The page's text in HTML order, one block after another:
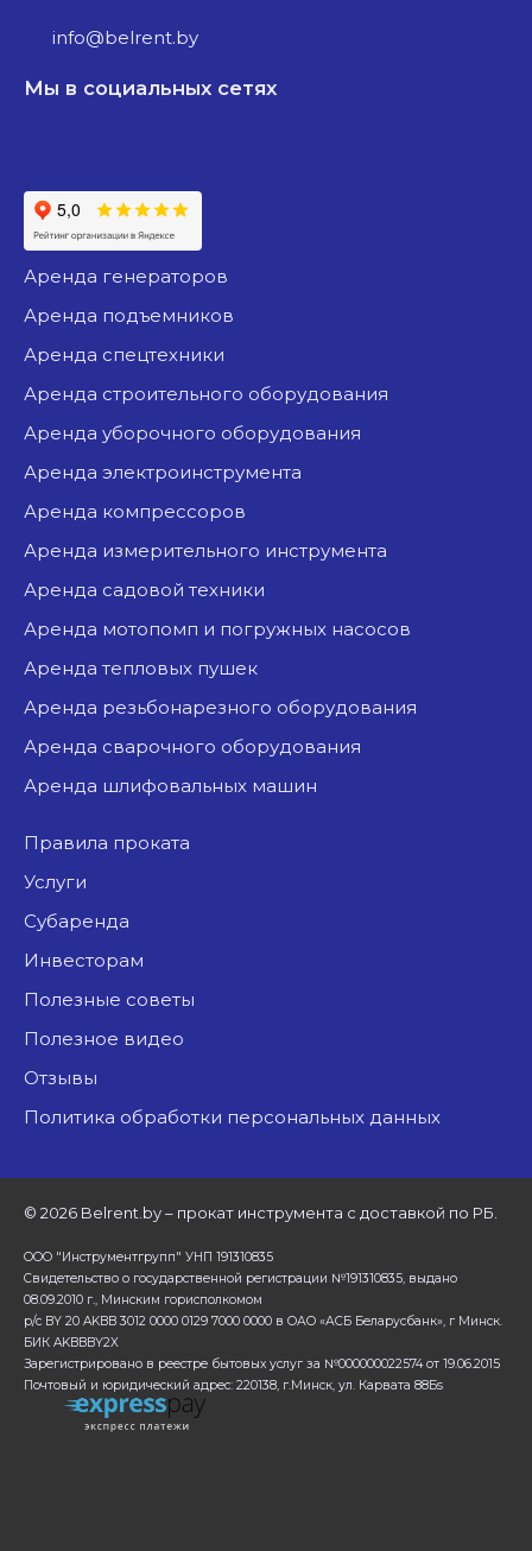
info@belrent.by
Мы в социальных сетях
аренда генераторов
аренда подъемников
аренда спецтехники
аренда строительного оборудования
аренда уборочного оборудования
аренда электроинструмента
аренда компрессоров
аренда измерительного инструмента
аренда садовой техники
аренда мотопомп и погружных насосов
аренда тепловых пушек
аренда резьбонарезного оборудования
аренда сварочного оборудования
аренда шлифовальных машин
Правила проката
Услуги
Субаренда
Инвесторам
Полезные советы
Полезное видео
Отзывы
Политика обработки персональных данных
© 2026 Belrent.by – прокат инструмента с доставкой по РБ.
ООО "Инструментгрупп" УНП 191310835
Свидетельство о государственной регистрации №191310835, выдано
08.09.2010 г., Минским горисполкомом
р/с BY 20 AKBB 3012 0000 0129 7000 0000 в ОАО «АСБ Беларусбанк», г Минск.
БИК AKBBBY2X
Зарегистрировано в реестре бытовых услуг за №000000022574 от 19.06.2015
Почтовый и юридический адрес: 220138, г.Минск, ул. Карвата 88Бs